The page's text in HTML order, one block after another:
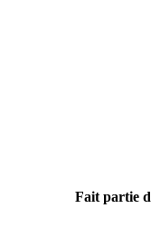
Fait partie